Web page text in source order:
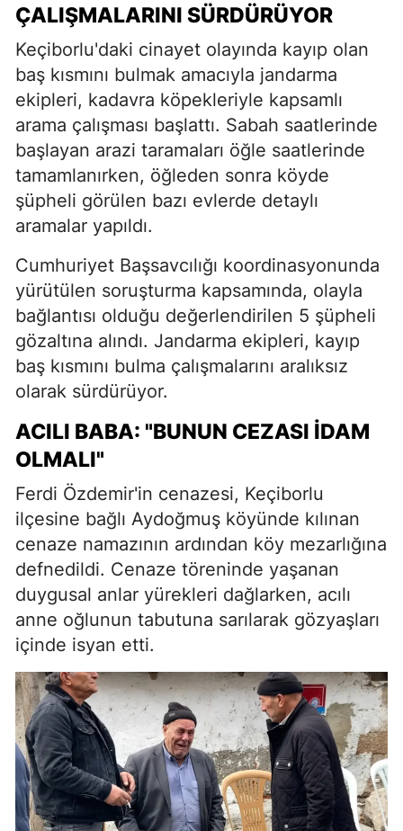
ÇALIŞMALARINI SÜRDÜRÜYOR
Keçiborlu'daki cinayet olayında kayıp olan
baş kısmını bulmak amacıyla jandarma
ekipleri, kadavra köpekleriyle kapsamlı
arama çalışması başlattı. Sabah saatlerinde
başlayan arazi taramaları öğle saatlerinde
tamamlanırken, öğleden sonra köyde
şüpheli görülen bazı evlerde detaylı
aramalar yapıldı.
Cumhuriyet Başsavcılığı koordinasyonunda
yürütülen soruşturma kapsamında, olayla
bağlantısı olduğu değerlendirilen 5 şüpheli
gözaltına alındı. Jandarma ekipleri, kayıp
baş kısmını bulma çalışmalarını aralıksız
olarak sürdürüyor.
ACILI BABA: "BUNUN CEZASI İDAM
OLMALI"
Ferdi Özdemir'in cenazesi, Keçiborlu
ilçesine bağlı Aydoğmuş köyünde kılınan
cenaze namazının ardından köy mezarlığına
defnedildi. Cenaze töreninde yaşanan
duygusal anlar yürekleri dağlarken, acılı
anne oğlunun tabutuna sarılarak gözyaşları
içinde isyan etti.